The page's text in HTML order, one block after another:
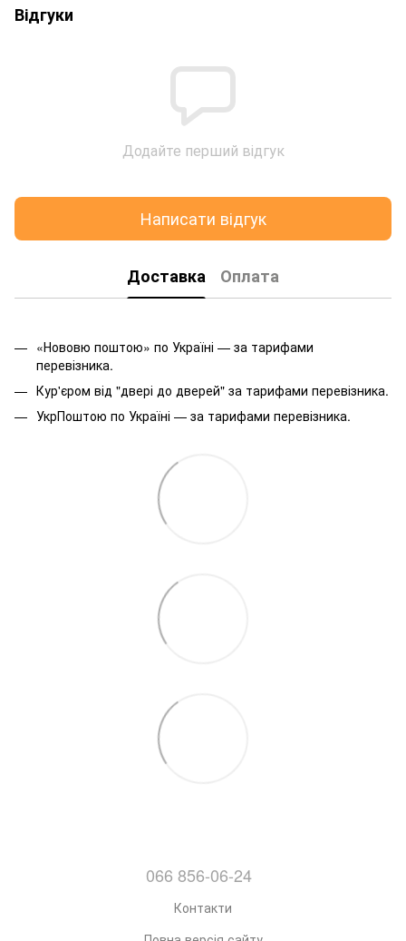
Відгуки
Додайте перший відгук
Написати відгук
Доставка Оплата
«Нововю поштою» по Україні — за тарифами
перевізника.
Кур'єром від "двері до дверей" за тарифами перевізника.
УкрПоштою по Україні — за тарифами перевізника.
066 856-06-24
Контакти